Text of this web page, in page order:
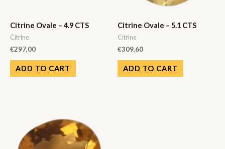
Citrine Ovale – 4.9 CTS
Citrine
€297,00
ADD TO CART
Citrine Ovale – 5.1 CTS
Citrine
€309,60
ADD TO CART